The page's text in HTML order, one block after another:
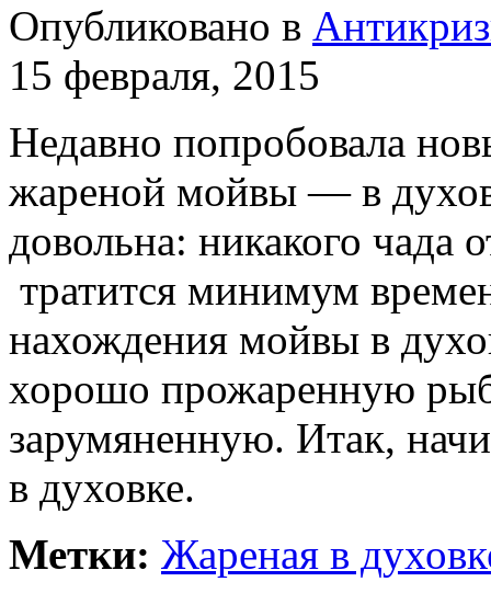
Опубликовано в
15 февраля, 2015
Недавно попробовала
жареной мойвы — в
довольна: никакого чада
тратится минимум
нахождения мойвы в
хорошо прожаренную
зарумяненную. Итак,
в духовке.
Метки: Жареная в